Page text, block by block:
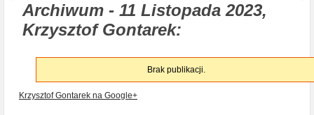
Archiwum - 11 Listopada 2023,
Krzysztof Gontarek:
Brak publikacji.
Krzysztof Gontarek na Google+